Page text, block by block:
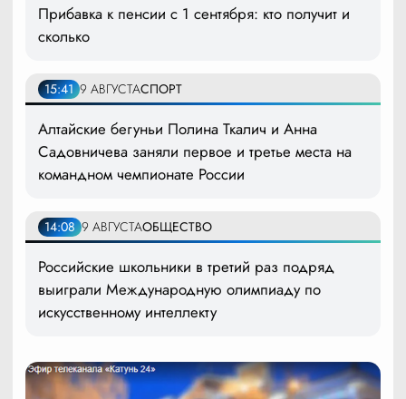
Прибавка к пенсии с 1 сентября: кто получит и
сколько
15:41 9 АВГУСТАСПОРТ
Алтайские бегуньи Полина Ткалич и Анна
Садовничева заняли первое и третье места на
командном чемпионате России
14:08 9 АВГУСТАОБЩЕСТВО
Российские школьники в третий раз подряд
выиграли Международную олимпиаду по
искусственному интеллекту